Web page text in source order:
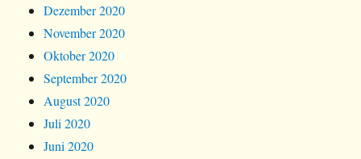
Dezember 2020
November 2020
Oktober 2020
September 2020
August 2020
Juli 2020
Juni 2020